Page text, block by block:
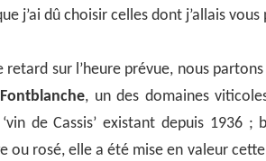
j’ai dû choisir celles dont j’allais vous
retard sur l’heure prévue, nous
, un des domaines
de Cassis’ existant depuis 1936 ;
ou rosé, elle a été mise en valeur